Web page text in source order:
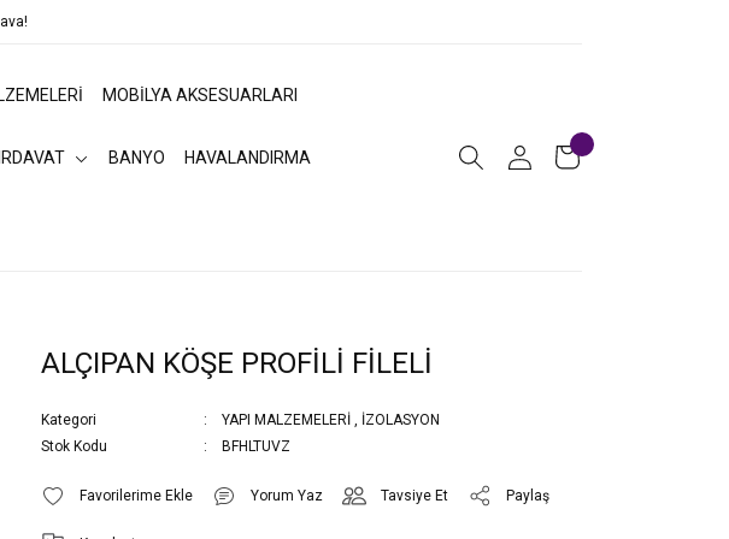
MOBİLYA AKSESUARLARI
BANYO HAVALANDIRMA
ALÇIPAN KÖŞE PROFİLİ FİLELİ
Kategori YAPI MALZEMELERİ , İZOLASYON
Stok Kodu
BFHLTUVZ
Yorum Yaz Tavsiye Et Paylaş